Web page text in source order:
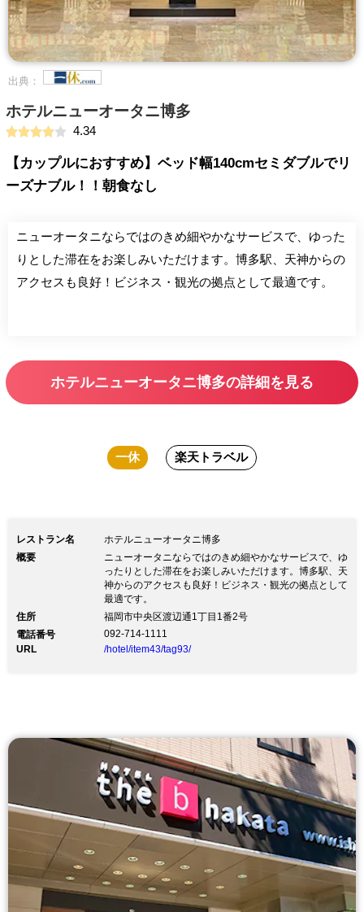
出典：
ホテルニューオータニ博多
4.34
【カップルにおすすめ】ベッド幅140cmセミダブルでリ
ーズナブル！！朝食なし
ニューオータニならではのきめ細やかなサービスで、ゆった
りとした滞在をお楽しみいただけます。博多駅、天神からの
アクセスも良好！ビジネス・観光の拠点として最適です。
ホテルニューオータニ博多の詳細を見る
一休 楽天トラベル
レストラン名
ホテルニューオータニ博多
概要
ニューオータニならではのきめ細やかなサービスで、ゆ
ったりとした滞在をお楽しみいただけます。博多駅、天
神からのアクセスも良好！ビジネス・観光の拠点として
最適です。
住所
福岡市中央区渡辺通1丁目1番2号
電話番号
092-714-1111
URL
/hotel/item43/tag93/